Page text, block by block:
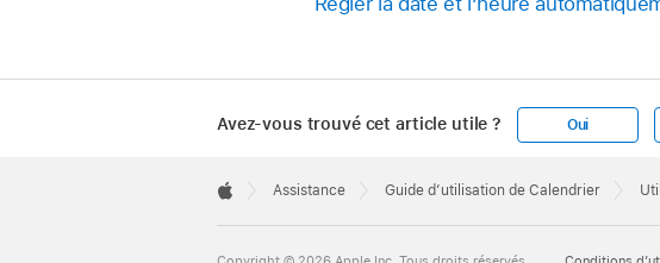
Avez-vous trouvé cet article utile ? Oui
Footer

Assistance Guide d’utilisation de Calendrier